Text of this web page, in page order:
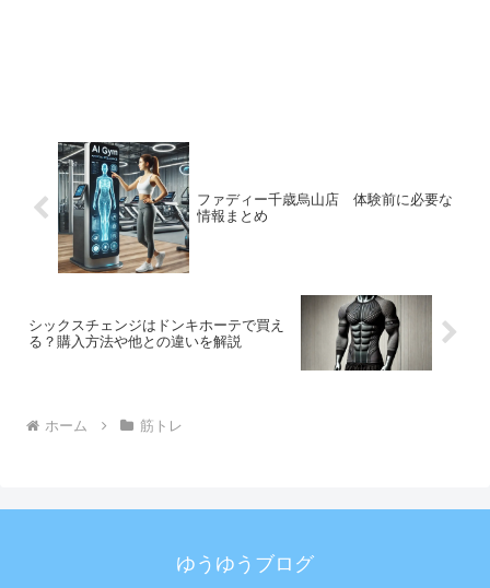
ファディー千歳烏山店 体験前に必要な
情報まとめ
シックスチェンジはドンキホーテで買え
る？購入方法や他との違いを解説
ホーム 筋トレ
ゆうゆうブログ